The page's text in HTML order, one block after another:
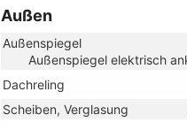
Außen
Außenspiegel
Außenspiegel elektrisch
Dachreling
Scheiben, Verglasung